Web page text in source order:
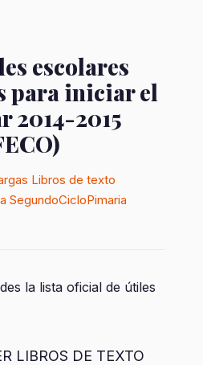
escolares
para iniciar el
2014-2015
Libros de texto
SegundoCicloPimaria
la lista oficial de útiles
LIBROS DE TEXTO